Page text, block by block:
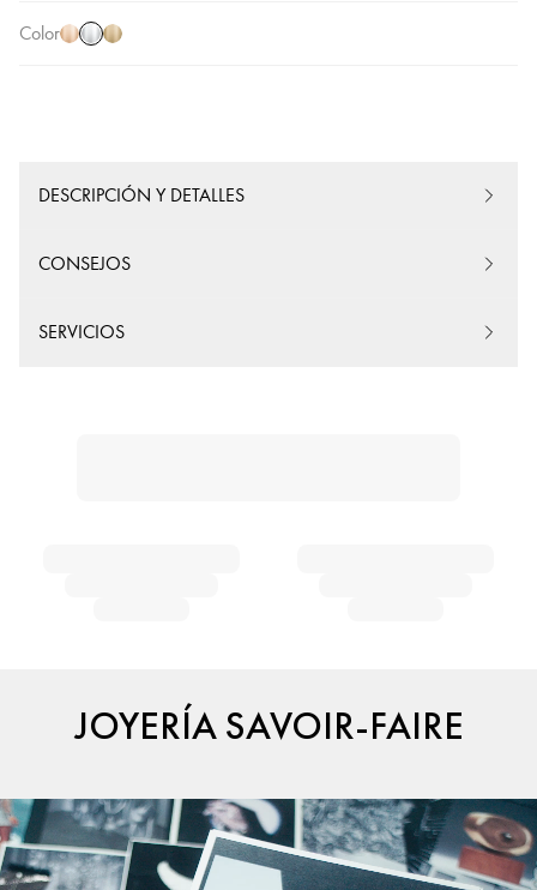
Color
DESCRIPCIÓN Y DETALLES
CONSEJOS
SERVICIOS
JOYERÍA SAVOIR-FAIRE